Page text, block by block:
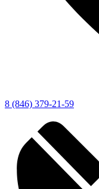
8 (846) 379-21-59